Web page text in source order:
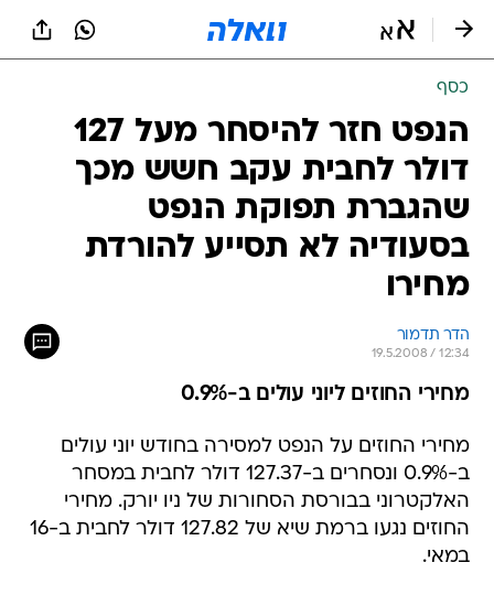
כסף
הנפט חזר להיסחר מעל 127
דולר לחבית עקב חשש מכך
שהגברת תפוקת הנפט
בסעודיה לא תסייע להורדת
מחירו
הדר תדמור
19.5.2008 / 12:34
מחירי החוזים ליוני עולים ב-0.9%
מחירי החוזים על הנפט למסירה בחודש יוני עולים
ב-0.9% ונסחרים ב-127.37 דולר לחבית במסחר
האלקטרוני בבורסת הסחורות של ניו יורק. מחירי
החוזים נגעו ברמת שיא של 127.82 דולר לחבית ב-16
במאי.